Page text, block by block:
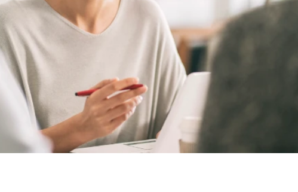
Zusammenarbeit mit der Bayerischen
Kundenbetreuung und -gewinnung
Fondsinformationen der Bayerischen
Partnerportale
Rechner und Schnittstellen